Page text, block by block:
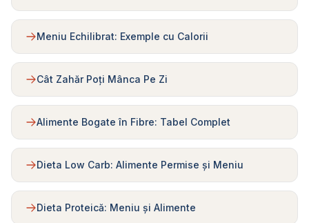
Meniu Echilibrat: Exemple cu Calorii
Cât Zahăr Poți Mânca Pe Zi
Alimente Bogate în Fibre: Tabel Complet
Dieta Low Carb: Alimente Permise și Meniu
Dieta Proteică: Meniu și Alimente